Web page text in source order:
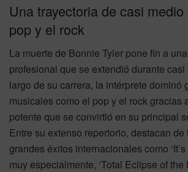
Una trayectoria de casi
pop y el rock
La muerte de Bonnie Tyler pone fin a
profesional que se extendió durante
largo de su carrera, la intérprete dominó
musicales como el pop y el rock gracias
potente que se convirtió en su principal
Entre su extenso repertorio, destacan
grandes éxitos internacionales como ‘It’s
muy especialmente, ‘Total Eclipse of the